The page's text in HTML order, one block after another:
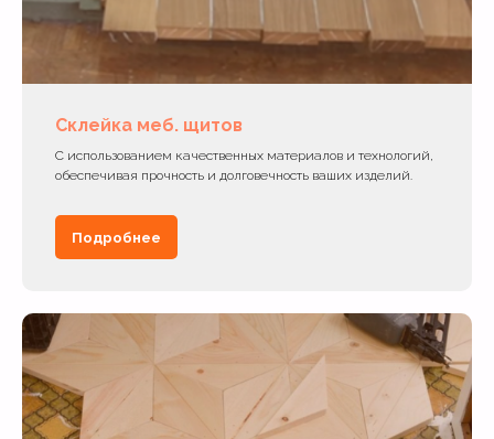
Склейка меб. щитов
С использованием качественных материалов и технологий,
обеспечивая прочность и долговечность ваших изделий.
Подробнее